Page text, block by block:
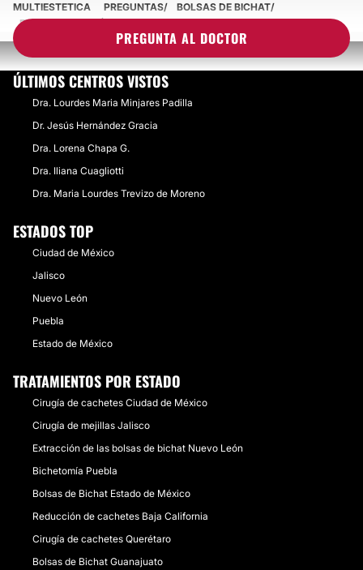
PREGUNTA AL DOCTOR
MULTIESTETICA PREGUNTAS
BOLSAS DE BICHAT
FIBROSIS DESPUÉS DE UNA LIPO DE PAPADA
ÚLTIMOS CENTROS VISTOS
Dra. Lourdes Maria Minjares Padilla
Dr. Jesús Hernández Gracia
Dra. Lorena Chapa G.
Dra. Iliana Cuagliotti
Dra. Maria Lourdes Trevizo de Moreno
ESTADOS TOP
Ciudad de México
Jalisco
Nuevo León
Puebla
Estado de México
TRATAMIENTOS POR ESTADO
Cirugía de cachetes Ciudad de México
Cirugía de mejillas Jalisco
Extracción de las bolsas de bichat Nuevo León
Bichetomía Puebla
Bolsas de Bichat Estado de México
Reducción de cachetes Baja California
Cirugía de cachetes Querétaro
Bolsas de Bichat Guanajuato